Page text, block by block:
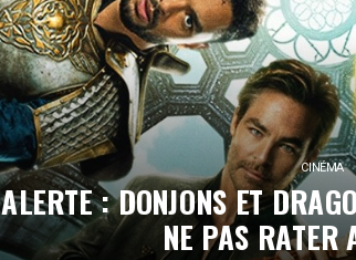
CINÉMA
ALERTE : DONJONS ET
NE PAS RATER